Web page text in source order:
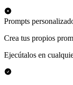
Prompts
Crea tus propios
Ejecútalos en